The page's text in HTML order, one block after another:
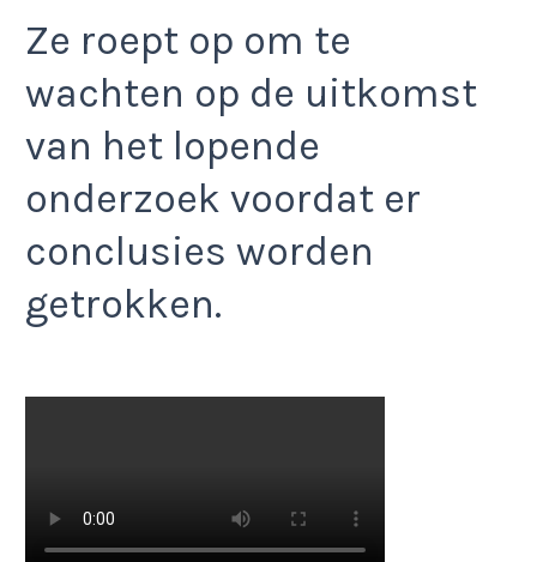
Ze roept op om te
wachten op de uitkomst
van het lopende
onderzoek voordat er
conclusies worden
getrokken.